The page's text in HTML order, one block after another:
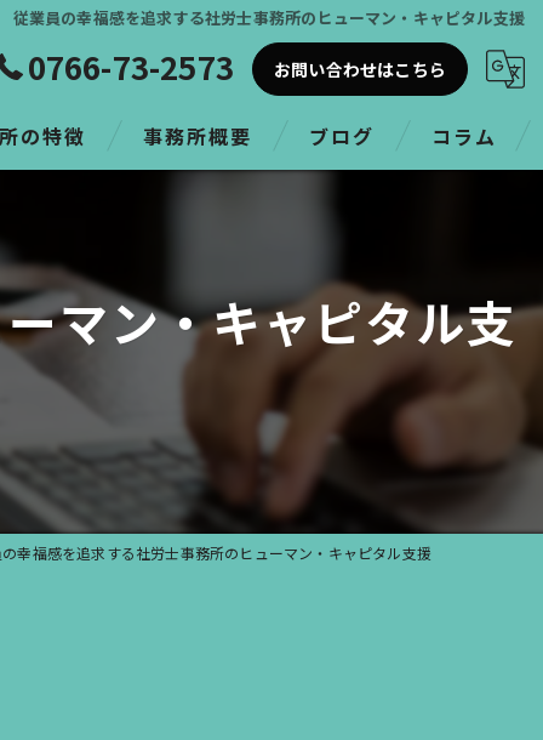
従業員の幸福感を追求する社労士事務所のヒューマン・キャピタル支援
0766-73-2573 お問い合わせはこちら
の特徴 事務所概要 ブログ コラム
マン・キャピタル支
幸福感を追求する社労士事務所のヒューマン・キャピタル支援